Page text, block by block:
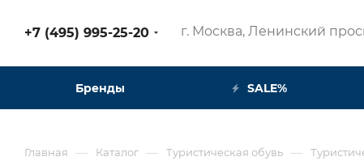
+7 (495) 995-25-20​ г. Москва, Ленинский
Бренды SALE%
Главная — Каталог — Туристическая обувь —